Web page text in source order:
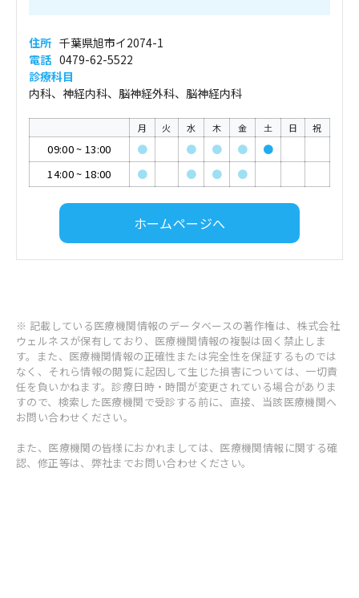
住所 千葉県旭市イ2074-1
電話 0479-62-5522
診療科目
内科、神経内科、脳神経外科、脳神経内科
月 火 水 木 金 土 日 祝
09:00~ 13:00 ● ● ● ●
●
14:00~ 18:00 ● ● ● ●
ホームページへ
※ 記載している医療機関情報のデータベースの著作権は、株式会社
ウェルネスが保有しており、医療機関情報の複製は固く禁止しま
す。また、医療機関情報の正確性または完全性を保証するものでは
なく、それら情報の閲覧に起因して生じた損害については、一切責
任を負いかねます。診療日時・時間が変更されている場合がありま
すので、検索した医療機関で受診する前に、直接、当該医療機関へ
お問い合わせください。
また、医療機関の皆様におかれましては、医療機関情報に関する確
認、修正等は、弊社までお問い合わせください。